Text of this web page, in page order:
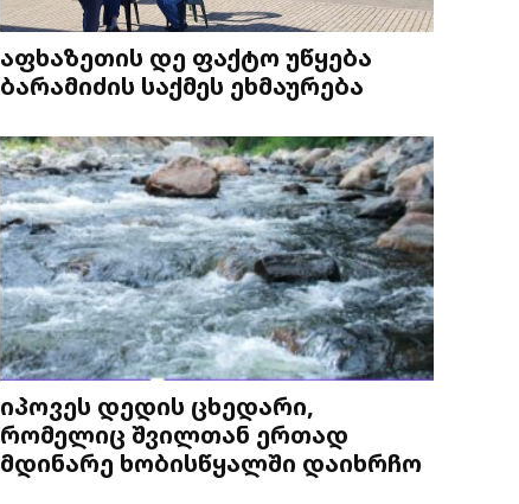
აფხაზეთის დე ფაქტო უწყება
ბარამიძის საქმეს ეხმაურება
იპოვეს დედის ცხედარი,
რომელიც შვილთან ერთად
მდინარე ხობისწყალში დაიხრჩო